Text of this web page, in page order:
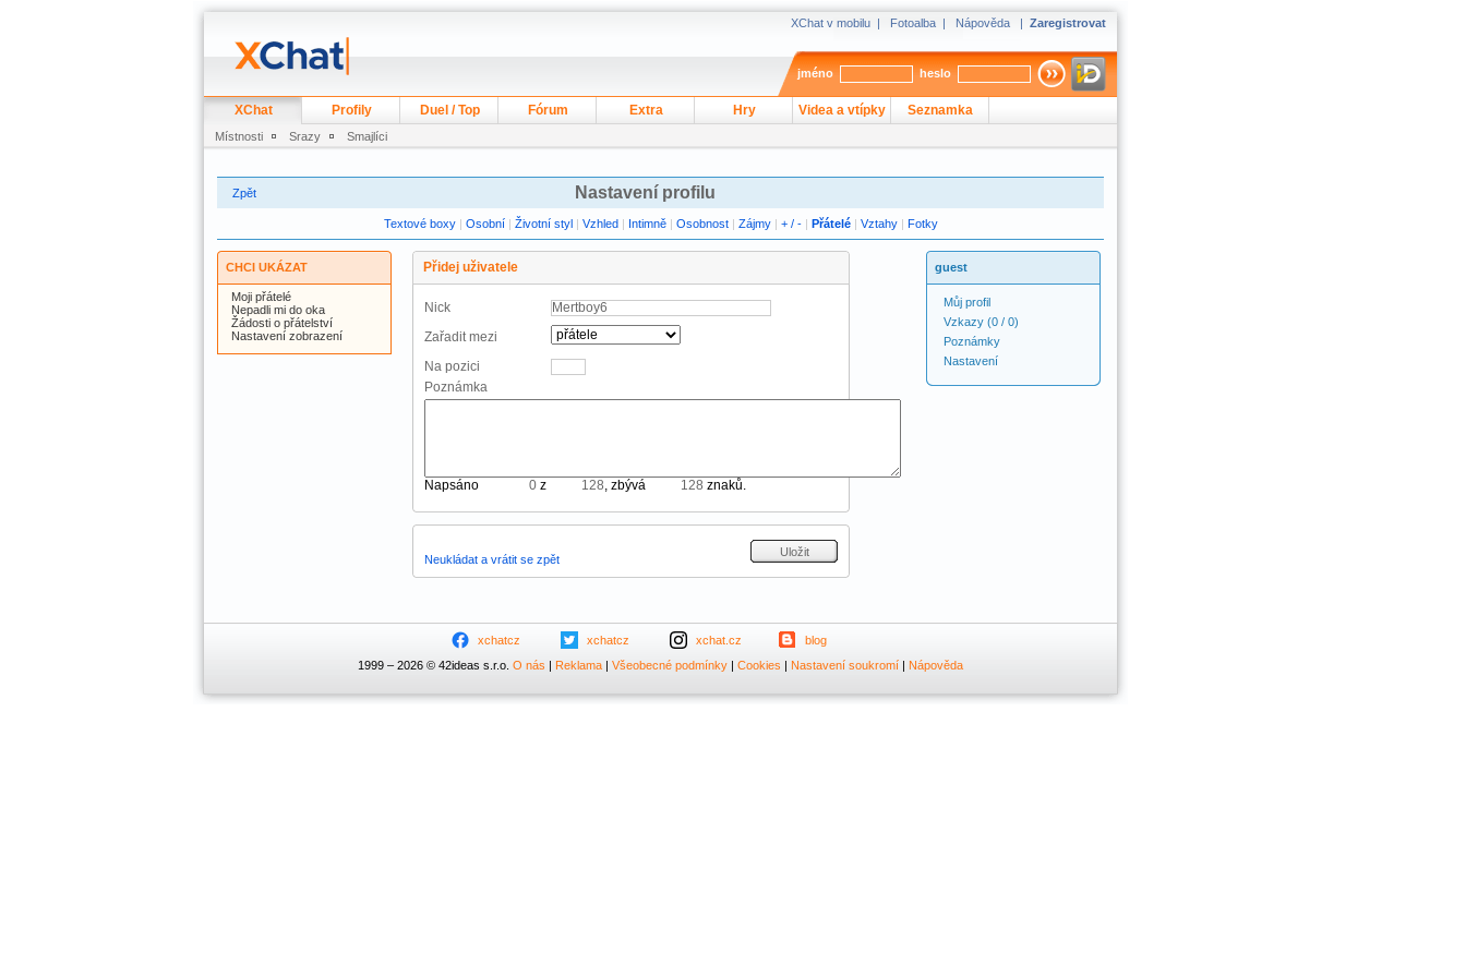
XChat v mobilu | Fotoalba | Nápověda | Zaregistrovat
jméno heslo
XChat Profily Duel / Top Fórum Extra Hry Videa a vtípky Seznamka
Místnosti Srazy Smajlíci
Zpět Nastavení profilu
Textové boxy| Osobní| Životní styl| Vzhled| Intimně| Osobnost| Zájmy| + / -| Přátelé| Vztahy| Fotky
CHCI UKÁZAT
Moji přátelé
Nepadli mi do oka
Žádosti o přátelství
Nastavení zobrazení
Přidej uživatele
Nick
Zařadit mezi
Na pozici
Poznámka
Napsáno z , zbývá znaků.
Neukládat a vrátit se zpět
guest
Můj profil
Vzkazy (0 / 0)
Poznámky
Nastavení
xchatcz xchatcz xchat.cz
blog
1999 – 2026 © 42ideas s.r.o. O nás | Reklama | Všeobecné podmínky | Cookies | Nastavení soukromí | Nápověda